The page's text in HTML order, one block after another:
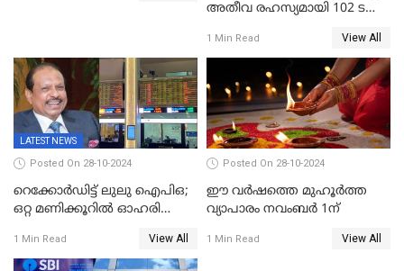
അതീവ രഹസ്യമായി 102 ടൺ
ഇന്ത്യയിലേക്കെത്തിച്ചു
1 Min Read View All
LATEST NEWS
Posted On 28-10-2024
റെക്കോർഡിട്ട് ലുലു ഐപിഒ;
ഒറ്റ മണിക്കൂറിൽ ഓഹരി
നിന്നും വാങ്ങാം, ഓഹരിക്ക്
വില 2.04 ദിർഹം വരെ
1 Min Read View All
Posted On 28-10-2024
ഈ വർഷത്തെ മുഹൂർത്ത
വ്യാപാരം നവംബർ 1ന്
1 Min Read View All